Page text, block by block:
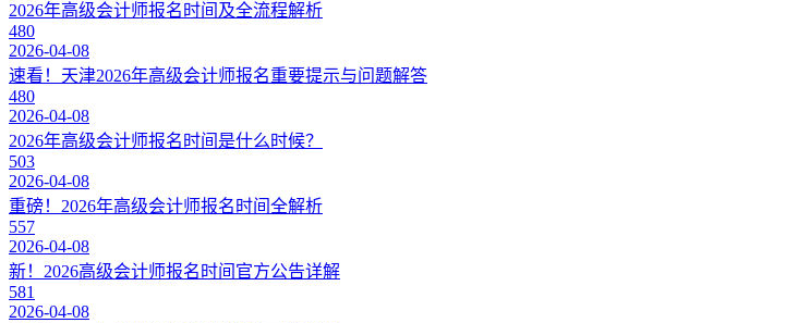
2026年高级会计师报名时间及全流程解析
480
2026-04-08
速看！天津2026年高级会计师报名重要提示与问题解答
480
2026-04-08
2026年高级会计师报名时间是什么时候？
503
2026-04-08
重磅！2026年高级会计师报名时间全解析
557
2026-04-08
新！2026高级会计师报名时间官方公告详解
581
2026-04-08